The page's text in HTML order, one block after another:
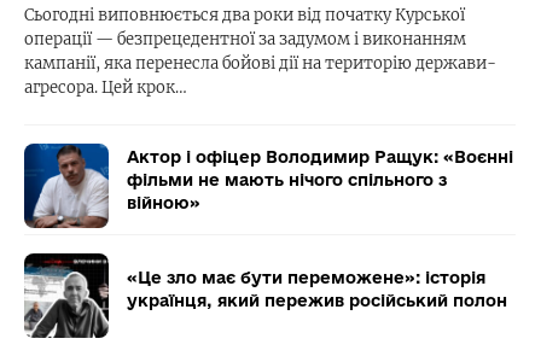
Сьогодні виповнюється два роки від початку Курської
операції — безпрецедентної за задумом і виконанням
кампанії, яка перенесла бойові дії на територію держави-
агресора. Цей крок…
Актор і офіцер Володимир Ращук: «Воєнні
фільми не мають нічого спільного з
війною»
«Це зло має бути переможене»: історія
українця, який пережив російський полон